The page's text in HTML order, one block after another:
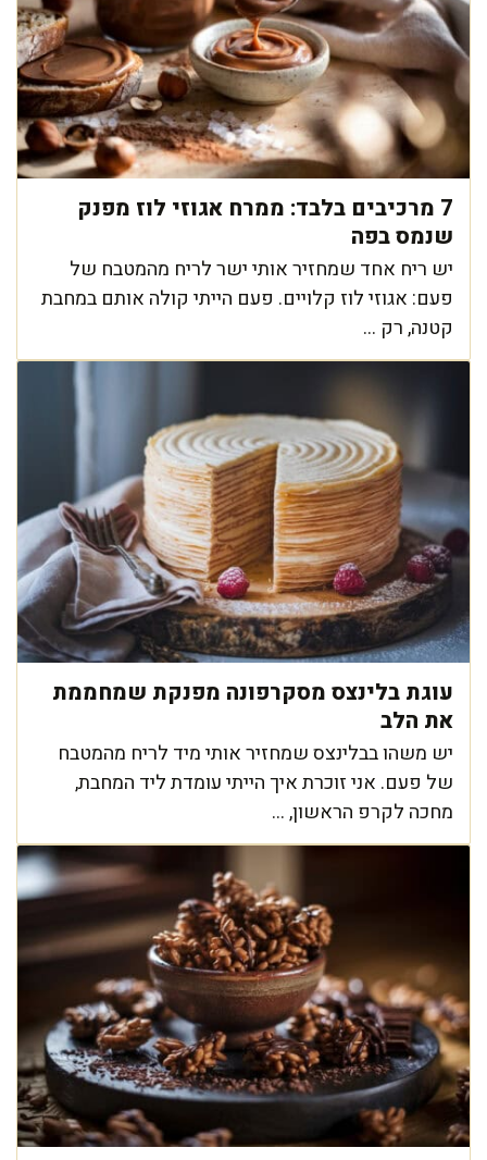
7 מרכיבים בלבד: ממרח אגוזי לוז מפנק
שנמס בפה
יש ריח אחד שמחזיר אותי ישר לריח מהמטבח של
פעם: אגוזי לוז קלויים. פעם הייתי קולה אותם במחבת
קטנה, רק ...
עוגת בלינצס מסקרפונה מפנקת שמחממת
את הלב
יש משהו בבלינצס שמחזיר אותי מיד לריח מהמטבח
של פעם. אני זוכרת איך הייתי עומדת ליד המחבת,
מחכה לקרפ הראשון, ...